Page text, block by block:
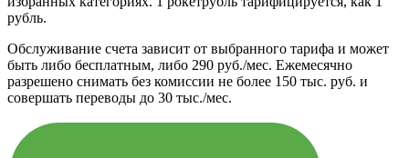
рубль.
Обслуживание счета зависит от выбранного тарифа и может
быть либо бесплатным, либо 290 руб./мес. Ежемесячно
разрешено снимать без комиссии не более 150 тыс. руб. и
совершать переводы до 30 тыс./мес.